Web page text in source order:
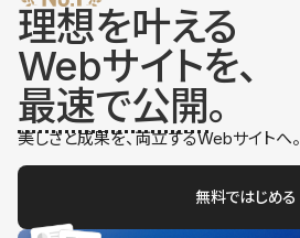
理想を叶える
Webサイトを、
最速で公開。
美しさと成果を、両立するWebサイトへ。
無料ではじめる